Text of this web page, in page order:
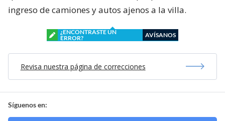
ingreso de camiones y autos ajenos a la villa.
¿ENCONTRASTE UN
ERROR?
AVÍSANOS
Revisa nuestra página de correcciones
Síguenos en: